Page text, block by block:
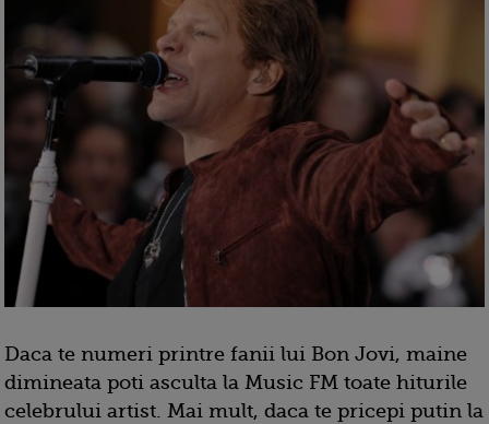
Daca te numeri printre fanii lui Bon Jovi, maine
dimineata poti asculta la Music FM toate hiturile
celebrului artist. Mai mult, daca te pricepi putin la